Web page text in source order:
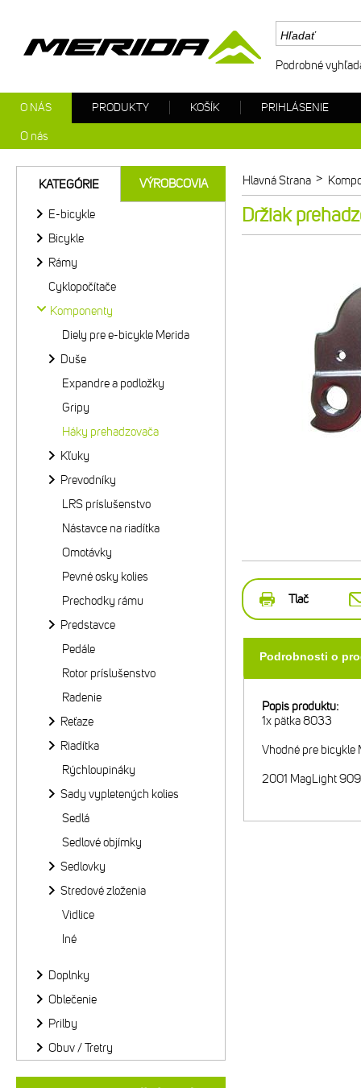
Hlavná Strana >
Držiak
Tlač
Podrobnosti o
Popis produktu:
1x pätka 8033
Vhodné pre bicykle
2001 MagLight 909
KATEGÓRIE VÝROBCOVIA
E-bicykle
Bicykle
Rámy
Cyklopočítače
Komponenty
Diely pre e-bicykle Merida
Duše
Expandre a podložky
Gripy
Háky prehadzovača
Kľuky
Prevodníky
LRS príslušenstvo
Nástavce na riadítka
Omotávky
Pevné osky kolies
Prechodky rámu
Predstavce
Pedále
Rotor príslušenstvo
Radenie
Reťaze
Riadítka
Rýchloupináky
Sady vypletených kolies
Sedlá
Sedlové objímky
Sedlovky
Stredové zloženia
Vidlice
Iné
Doplnky
Oblečenie
Prilby
Obuv / Tretry
Podrobné
O NÁS
O nás
PRODUKTY KOŠÍK PRIHLÁSENIE